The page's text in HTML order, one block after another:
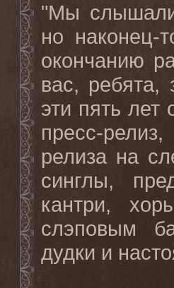
"Мы
но
окончанию
вас, ребята,
эти пять
пресс-
релиза на
синглы,
кантри,
слэповым
дудки и